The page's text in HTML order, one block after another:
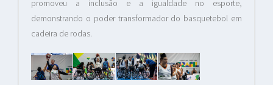
promoveu a inclusão e a igualdade no esporte,
demonstrando o poder transformador do basquetebol em
cadeira de rodas.